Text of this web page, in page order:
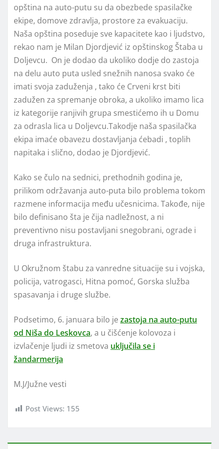
opština na auto-putu su da obezbede spasilačke
ekipe, domove zdravlja, prostore za evakuaciju.
Naša opština poseduje sve kapacitete kao i ljudstvo,
rekao nam je Milan Djordjević iz opštinskog Štaba u
Doljevcu. On je dodao da ukoliko dodje do zastoja
na delu auto puta usled snežnih nanosa svako će
imati svoja zaduženja , tako će Crveni krst biti
zadužen za spremanje obroka, a ukoliko imamo lica
iz kategorije ranjivih grupa smestićemo ih u Domu
za odrasla lica u Doljevcu.Takodje naša spasilačka
ekipa imaće obavezu dostavljanja ćebadi , toplih
napitaka i slično, dodao je Djordjević.
Kako se čulo na sednici, prethodnih godina je,
prilikom održavanja auto-puta bilo problema tokom
razmene informacija među učesnicima. Takođe, nije
bilo definisano šta je čija nadležnost, a ni
preventivno nisu postavljani snegobrani, ograde i
druga infrastruktura.
U Okružnom štabu za vanredne situacije su i vojska,
policija, vatrogasci, Hitna pomoć, Gorska služba
spasavanja i druge službe.
Podsetimo, 6. januara bilo je zastoja na auto-putu
od Niša do Leskovca, a u čišćenje kolovoza i
izvlačenje ljudi iz smetova uključila se i
žandarmerija
M.J/Južne vesti
Post Views: 155